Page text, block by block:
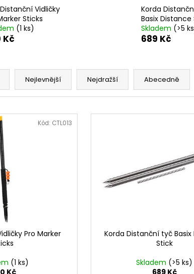
Vidličky
Sticks
(1 ks)
Kč
Korda
Basix Distance
Skladem (>5
689 Kč
Nejlevnější Nejdražší Abecedně
Pro Marker
(1 ks)
Kód: CTL013
Korda Distanční tyč
Stick
Skladem (>5 ks)